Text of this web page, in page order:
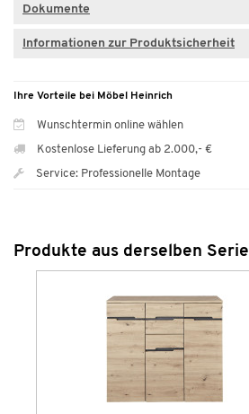
Dokumente
Informationen zur Produktsicherheit
Ihre Vorteile bei Möbel Heinrich
Wunschtermin online wählen
Kostenlose Lieferung ab 2.000,- €
Service: Professionelle Montage
Produkte aus derselben Serie